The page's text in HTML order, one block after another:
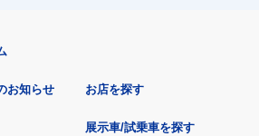
お知らせ お店を探す
展示車/試乗車を探す